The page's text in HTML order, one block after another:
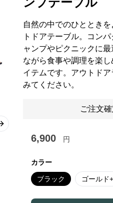
Next slide
自然の中でのひととき
トドアテーブル。コン
ャンプやピクニックに
ながら食事や調理を楽
イテムです。アウトド
みてください。
ご注文
6,900 円
カラー
ブラック ゴールド+